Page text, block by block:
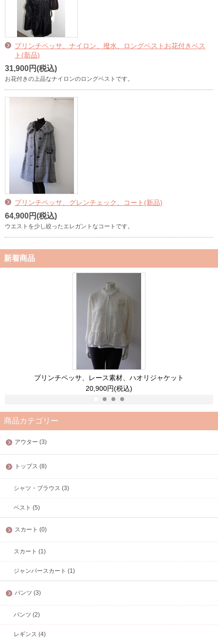
プリンチペッサ、ナイロン、撥水、ロングベストお花付きベス
ト(新品)
31,900円(税込)
お花付きの上品なナイロンのロングベストです。
プリンチペッサ、グレンチェック、コート(新品)
64,900円(税込)
ウエストを少し絞ったエレガントなコートです。
新着商品
プリンチペッサ、レース素材、ハオリジャケット
20,900円(税込)
商品カテゴリー
アウター (3)
トップス (8)
シャツ・ブラウス (3)
ベスト (5)
スカート (0)
スカート (1)
ジャンパースカート (1)
パンツ (3)
パンツ (2)
レギンス (4)